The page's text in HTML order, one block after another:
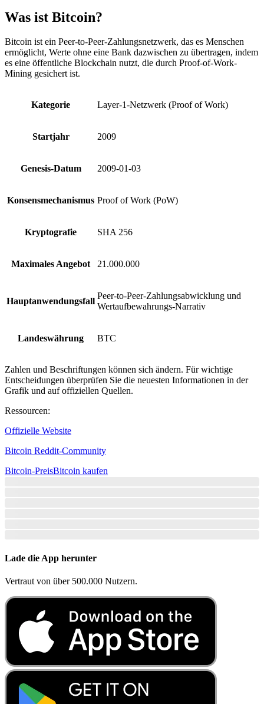
Was ist Bitcoin?
Bitcoin ist ein Peer-to-Peer-Zahlungsnetzwerk, das es Menschen
ermöglicht, Werte ohne eine Bank dazwischen zu übertragen, indem
es eine öffentliche Blockchain nutzt, die durch Proof-of-Work-
Mining gesichert ist.
Kategorie Layer-1-Netzwerk (Proof of Work)
Startjahr 2009
Genesis-Datum 2009-01-03
Konsensmechanismus Proof of Work (PoW)
Kryptografie SHA 256
Maximales Angebot 21.000.000
Hauptanwendungsfall
Peer-to-Peer-Zahlungsabwicklung und
Wertaufbewahrungs-Narrativ
Landeswährung BTC
Zahlen und Beschriftungen können sich ändern. Für wichtige
Entscheidungen überprüfen Sie die neuesten Informationen in der
Grafik und auf offiziellen Quellen.
Ressourcen:
Offizielle Website
Bitcoin Reddit-Community
Bitcoin-PreisBitcoin kaufen
Lade die App herunter
Vertraut von über 500.000 Nutzern.